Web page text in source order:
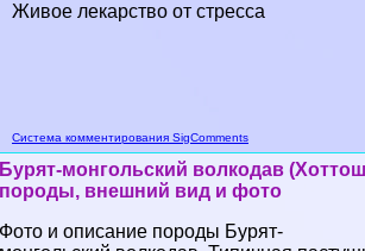
Живое лекарство от стресса
Система комментирования SigComments
Бурят-монгольский волкодав
породы, внешний вид и фото
Фото и описание породы Бурят-